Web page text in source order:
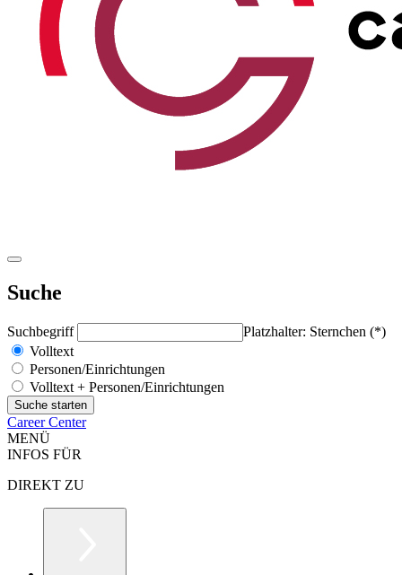
Suche
Suchbegriff
Platzhalter: Sternchen (*)
Volltext
Personen/Einrichtungen
Volltext + Personen/Einrichtungen
Career Center
MENÜ
INFOS FÜR
DIREKT ZU